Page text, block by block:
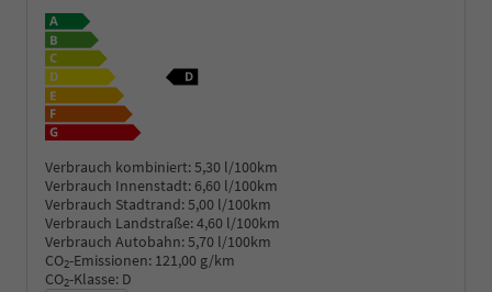
Verbrauch kombiniert:5,30 l/100km
Verbrauch Innenstadt: 6,60 l/100km
Verbrauch Stadtrand:5,00 l/100km
Verbrauch Landstraße:4,60 l/100km
Verbrauch Autobahn:5,70 l/100km
CO2-Emissionen: 121,00 g/km
CO2-Klasse: D